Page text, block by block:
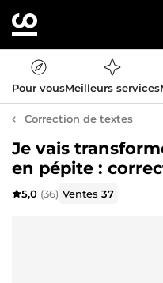
Pour vousMeilleurs services
Correction de textes
Je vais
en pépite :
5,0 (36) Ventes37